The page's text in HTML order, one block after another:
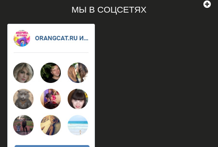
МЫ В СОЦСЕТЯХ